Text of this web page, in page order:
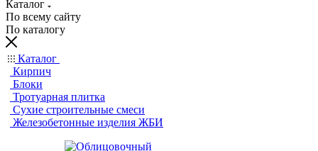
Каталог
По всему сайту
По каталогу
Каталог
Кирпич
Блоки
Тротуарная плитка
Сухие строительные смеси
Железобетонные изделия ЖБИ